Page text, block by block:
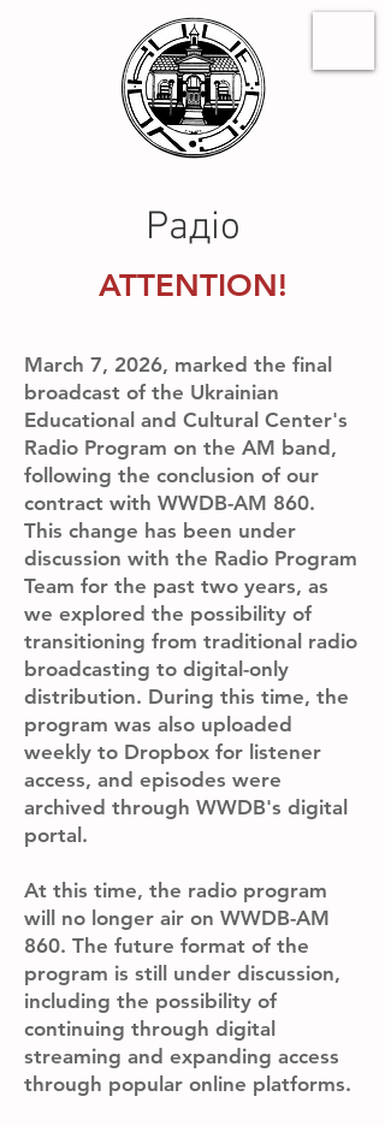
Радіо
ATTENTION!
March 7, 2026, marked the final
broadcast of the Ukrainian
Educational and Cultural Center's
Radio Program on the AM band,
following the conclusion of our
contract with WWDB-AM 860.
This change has been under
discussion with the Radio Program
Team for the past two years, as
we explored the possibility of
transitioning from traditional radio
broadcasting to digital-only
distribution. During this time, the
program was also uploaded
weekly to Dropbox for listener
access, and episodes were
archived through WWDB's digital
portal.
At this time, the radio program
will no longer air on WWDB-AM
860. The future format of the
program is still under discussion,
including the possibility of
continuing through digital
streaming and expanding access
through popular online platforms.